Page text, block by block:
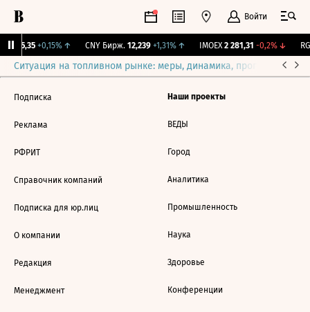
Войти
115,35 +0,15%↑ CNY Бирж. 12,239 +1,31%↑ IMOEX 2 281,31 -0,2%↓
Ситуация на топливном рынке: меры, динамика, прогнозы
Подписка
Реклама
РФРИТ
Справочник компаний
Подписка для юр.лиц
О компании
Редакция
Менеджмент
Наши проекты
ВЕДЫ
Город
Аналитика
Промышленность
Наука
Здоровье
Конференции